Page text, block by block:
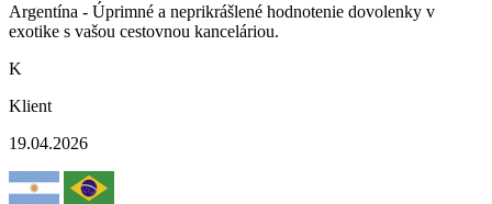
Argentína - Úprimné a neprikrášlené hodnotenie dovolenky v
exotike s vašou cestovnou kanceláriou.
K
Klient
19.04.2026